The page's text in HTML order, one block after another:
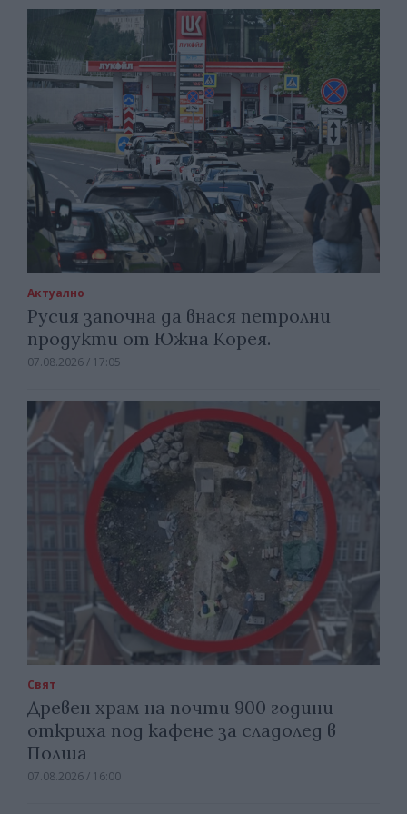
Актуално
Русия започна да внася петролни
продукти от Южна Корея.
07.08.2026 / 17:05
Свят
Древен храм на почти 900 години
откриха под кафене за сладолед в
Полша
07.08.2026 / 16:00